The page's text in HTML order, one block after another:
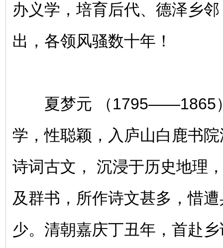
办义学，培育后代、德泽乡
出，各领风骚数十年！
夏梦元 （1795——1865
学，性聪颖，入庐山白鹿书
诗词古文， 沉浸于历史地理
及群书，所作诗文甚多，惜
少。清朝嘉庆丁丑年，首赴